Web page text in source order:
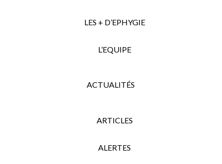
LES + D’EPHYGIE
L’EQUIPE
ACTUALITÉS
ARTICLES
ALERTES